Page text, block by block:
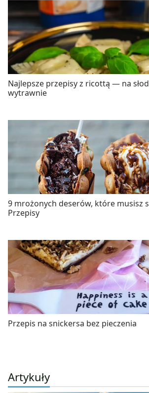
Najlepsze przepisy z ricottą — na
wytrawnie
9 mrożonych deserów, które musisz
Przepisy
Przepis na snickersa bez pieczenia
Artykuły